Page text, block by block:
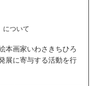
について
本画家いわさきちひろ
展に寄与する活動を行